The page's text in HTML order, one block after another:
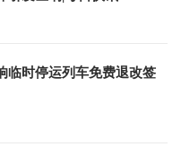
临时停运列车免费退改签